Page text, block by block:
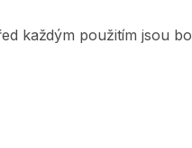
každým použitím jsou